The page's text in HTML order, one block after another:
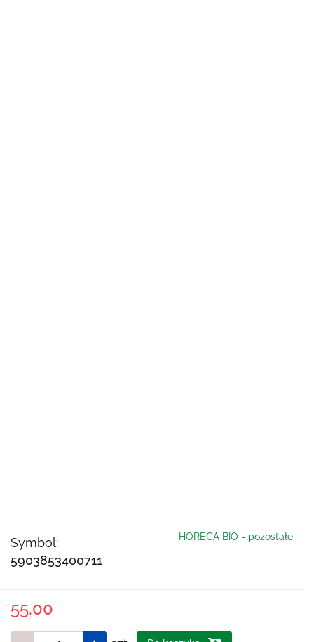
Symbol:
5903853400711
HORECA BIO - pozostałe
55.00